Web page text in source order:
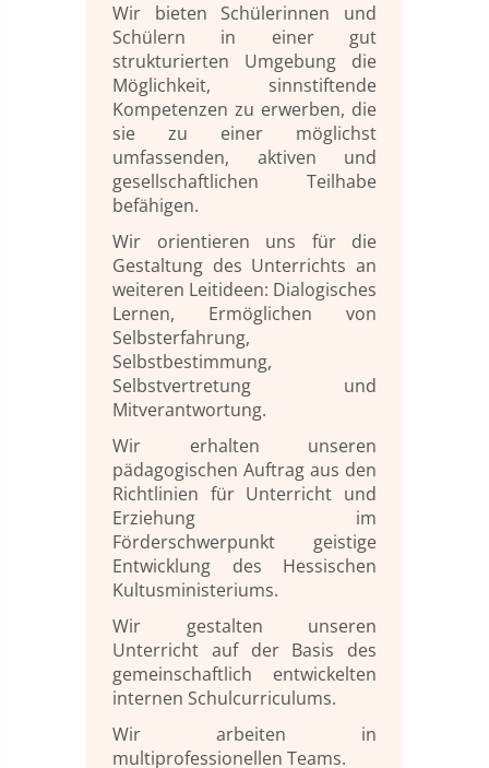
Wir bieten Schülerinnen und
Schülern in einer gut
strukturierten Umgebung die
Möglichkeit, sinnstiftende
Kompetenzen zu erwerben, die
sie zu einer möglichst
umfassenden, aktiven und
gesellschaftlichen Teilhabe
befähigen.
Wir orientieren uns für die
Gestaltung des Unterrichts an
weiteren Leitideen: Dialogisches
Lernen, Ermöglichen von
Selbsterfahrung,
Selbstbestimmung,
Selbstvertretung und
Mitverantwortung.
Wir erhalten unseren
pädagogischen Auftrag aus den
Richtlinien für Unterricht und
Erziehung im
Förderschwerpunkt geistige
Entwicklung des Hessischen
Kultusministeriums.
Wir gestalten unseren
Unterricht auf der Basis des
gemeinschaftlich entwickelten
internen Schulcurriculums.
Wir arbeiten in
multiprofessionellen Teams.